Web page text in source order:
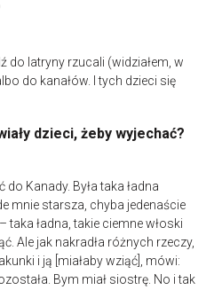
do latryny rzucali (widziałem, w
do kanałów. I tych dzieci się
dzieci, żeby wyjechać?
Kanady. Była taka ładna
mnie starsza, chyba jedenaście
taka ładna, takie ciemne włoski
Ale jak nakradła różnych rzeczy,
i ją [miałaby wziąć], mówi:
Bym miał siostrę. No i tak